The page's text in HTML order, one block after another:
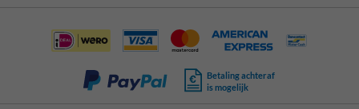
Betaling achteraf
is mogelijk